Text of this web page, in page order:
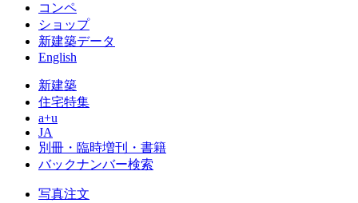
コンペ
ショップ
新建築データ
English
新建築
住宅特集
a+u
JA
別冊・臨時増刊・書籍
バックナンバー検索
写真注文